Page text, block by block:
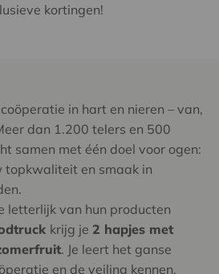
kortingen!
in hart en nieren – van,
dan 1.200 telers en 500
samen met één doel voor ogen:
topkwaliteit en smaak in
letterlijk van hun producten
krijg je 2 hapjes met
. Je leert het ganse
en de veiling kennen.